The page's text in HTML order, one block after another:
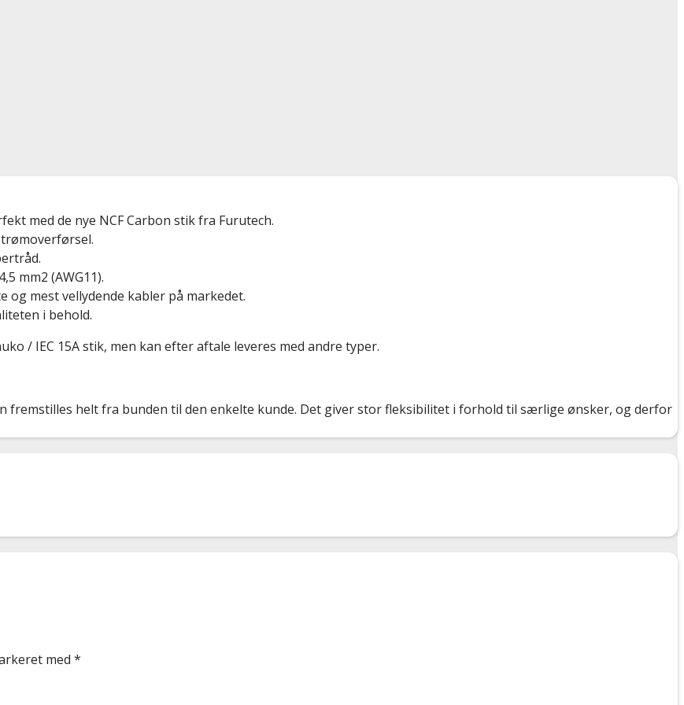
med de nye NCF Carbon stik fra Furutech.
mm2 (AWG11).
mest vellydende kabler på markedet.
i behold.
/ IEC 15A stik, men kan efter aftale leveres med andre typer.
fremstilles helt fra bunden til den enkelte kunde. Det giver stor fleksibilitet i forhold til særlige ønsker, og derfor
med *